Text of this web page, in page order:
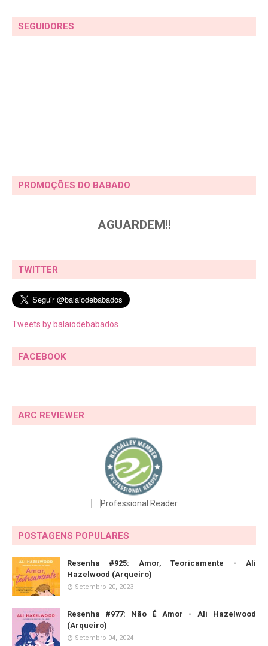
SEGUIDORES
PROMOÇÕES DO BABADO
AGUARDEM!!
TWITTER
Tweets by balaiodebabados
FACEBOOK
ARC REVIEWER
POSTAGENS POPULARES
Resenha #925: Amor, Teoricamente - Ali
Hazelwood (Arqueiro)
Setembro 20, 2023
Resenha #977: Não É Amor - Ali Hazelwood
(Arqueiro)
Setembro 04, 2024